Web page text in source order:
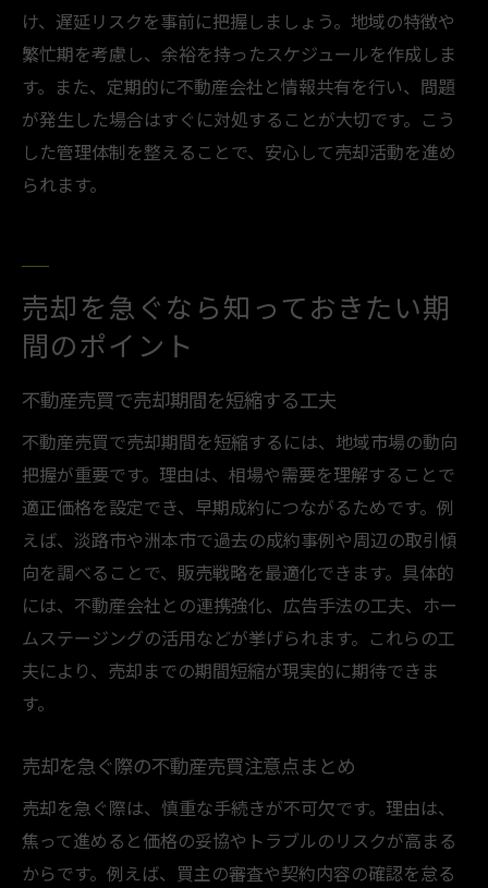
け、遅延リスクを事前に把握しましょう。地域の特徴や
繁忙期を考慮し、余裕を持ったスケジュールを作成しま
す。また、定期的に不動産会社と情報共有を行い、問題
が発生した場合はすぐに対処することが大切です。こう
した管理体制を整えることで、安心して売却活動を進め
られます。
売却を急ぐなら知っておきたい期
間のポイント
不動産売買で売却期間を短縮する工夫
不動産売買で売却期間を短縮するには、地域市場の動向
把握が重要です。理由は、相場や需要を理解することで
適正価格を設定でき、早期成約につながるためです。例
えば、淡路市や洲本市で過去の成約事例や周辺の取引傾
向を調べることで、販売戦略を最適化できます。具体的
には、不動産会社との連携強化、広告手法の工夫、ホー
ムステージングの活用などが挙げられます。これらの工
夫により、売却までの期間短縮が現実的に期待できま
す。
売却を急ぐ際の不動産売買注意点まとめ
売却を急ぐ際は、慎重な手続きが不可欠です。理由は、
焦って進めると価格の妥協やトラブルのリスクが高まる
からです。例えば、買主の審査や契約内容の確認を怠る